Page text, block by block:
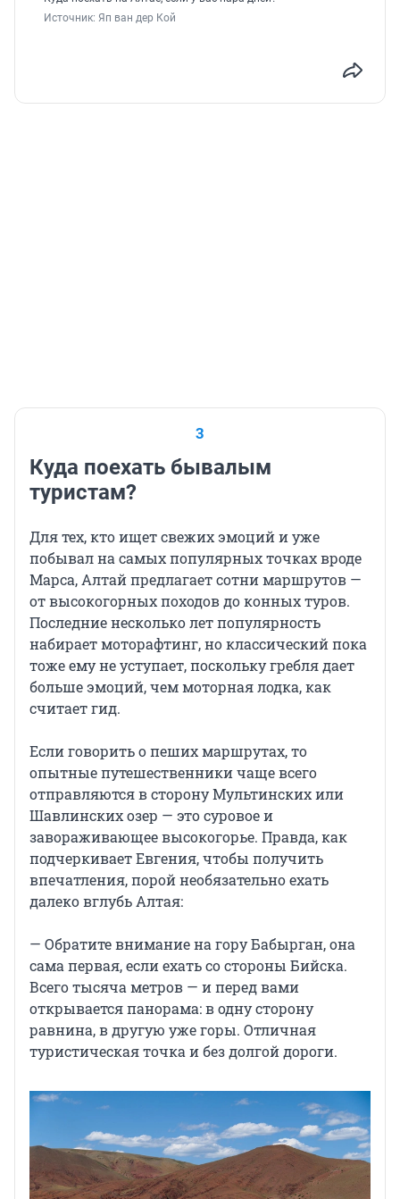
Источник: Яп ван дер Кой
3
Куда поехать бывалым
туристам?
Для тех, кто ищет свежих эмоций и уже
побывал на самых популярных точках вроде
Марса, Алтай предлагает сотни маршрутов —
от высокогорных походов до конных туров.
Последние несколько лет популярность
набирает моторафтинг, но классический пока
тоже ему не уступает, поскольку гребля дает
больше эмоций, чем моторная лодка, как
считает гид.
Если говорить о пеших маршрутах, то
опытные путешественники чаще всего
отправляются в сторону Мультинских или
Шавлинских озер — это суровое и
завораживающее высокогорье. Правда, как
подчеркивает Евгения, чтобы получить
впечатления, порой необязательно ехать
далеко вглубь Алтая:
— Обратите внимание на гору Бабырган, она
сама первая, если ехать со стороны Бийска.
Всего тысяча метров — и перед вами
открывается панорама: в одну сторону
равнина, в другую уже горы. Отличная
туристическая точка и без долгой дороги.